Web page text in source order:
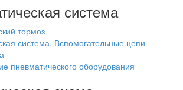
система
тормоз
система. Вспомогательные цепи
пневматического оборудования